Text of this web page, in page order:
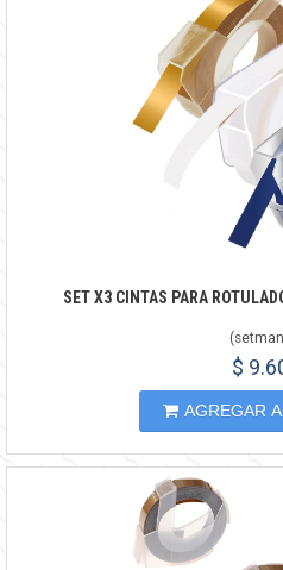
SET X3 CINTAS PARA
(
$
AGREGAR